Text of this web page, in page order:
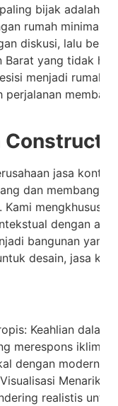
bijak adalah
rumah minimalis
diskusi, lalu
Barat yang tidak
menjadi rumah
jasa
dan
Kami
dengan
bangunan yang
desain, jasa
Keahlian dalam
merespons iklim,
dengan modern.
Menarik:
realistis